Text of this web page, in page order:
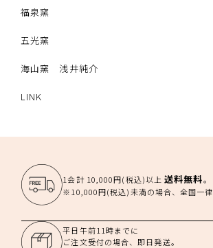
福泉窯
五光窯
海山窯 浅井純介
LINK
1会計 10,000円(税込)以上送料無料。
※10,000円(税込)未満の場合、全国一
平日午前11時までに
ご注文受付の場合、即日発送。